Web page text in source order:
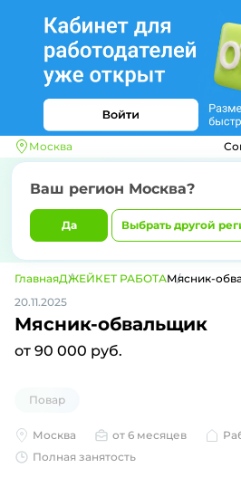
Москва
Ваш регион Москва?
Да Выбрать другой
ГлавнаяДЖЕЙКЕТ РАБОТАМясник-
20.11.2025
Мясник-обвальщик
от 90 000 руб.
Повар
Москва от 6 месяцев
Полная занятость